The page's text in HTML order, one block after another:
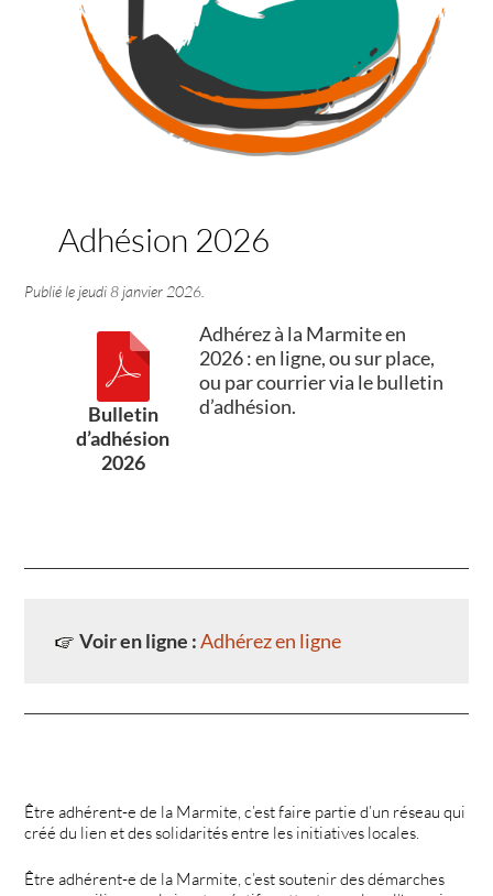
Adhésion 2026
Publié le jeudi 8 janvier 2026
Bulletin
d’adhésion
2026
Adhérez à la Marmite en
2026 : en ligne, ou sur place,
ou par courrier via le bulletin
d’adhésion.
Voir en ligne :Adhérez en ligne
Être adhérent-e de la Marmite, c’est faire partie d’un réseau qui
créé du lien et des solidarités entre les initiatives locales.
Être adhérent-e de la Marmite, c’est soutenir des démarches